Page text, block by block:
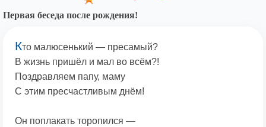
Первая беседа после рождения!
Кто малюсенький — пресамый?
В жизнь пришёл и мал во всём?!
Поздравляем папу, маму
С этим пресчастливым днём!
Он поплакать торопился —